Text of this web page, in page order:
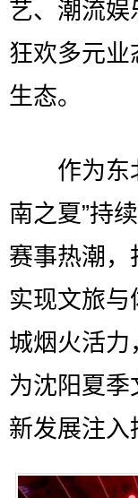
艺、潮流
狂欢多元
生态。
作为东北
南之夏”持
赛事热潮
实现文旅
城烟火活
为沈阳夏
新发展注入